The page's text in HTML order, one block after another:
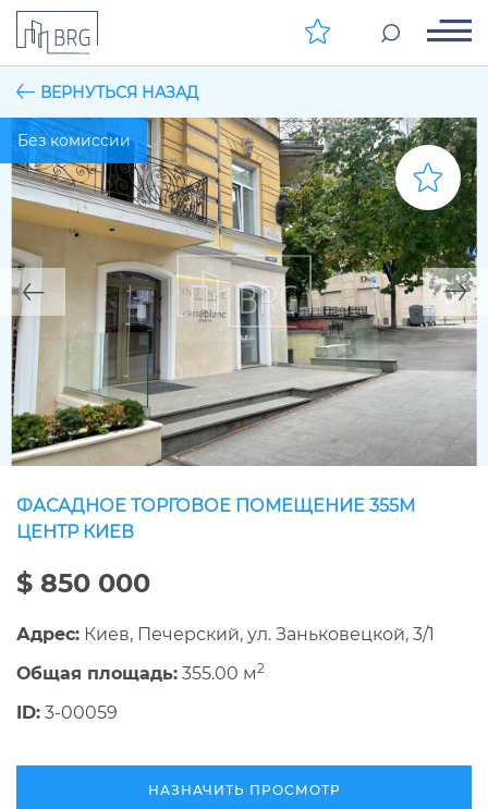
ВЕРНУТЬСЯ НАЗАД
Без комиссии
ФАСАДНОЕ ТОРГОВОЕ ПОМЕЩЕНИЕ 355М
ЦЕНТР КИЕВ
$ 850 000
Адрес: Киев, Печерский, ул. Заньковецкой, 3/1
Общая площадь: 355.00 м2
ID: 3-00059
НАЗНАЧИТЬ ПРОСМОТР